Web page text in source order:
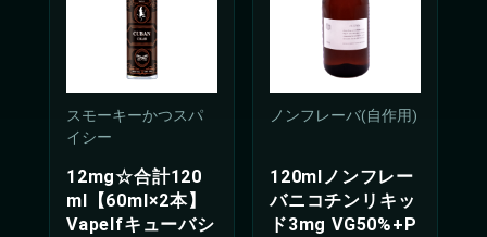
お買い物を続ける カートへ進む
スモーキーかつスパ
イシー
12mg☆合計120
ml【60ml×2本】
Vapelfキューバシ
ノンフレーバ(自作用)
120mlノンフレー
バニコチンリキッ
ド3mg VG50%+P